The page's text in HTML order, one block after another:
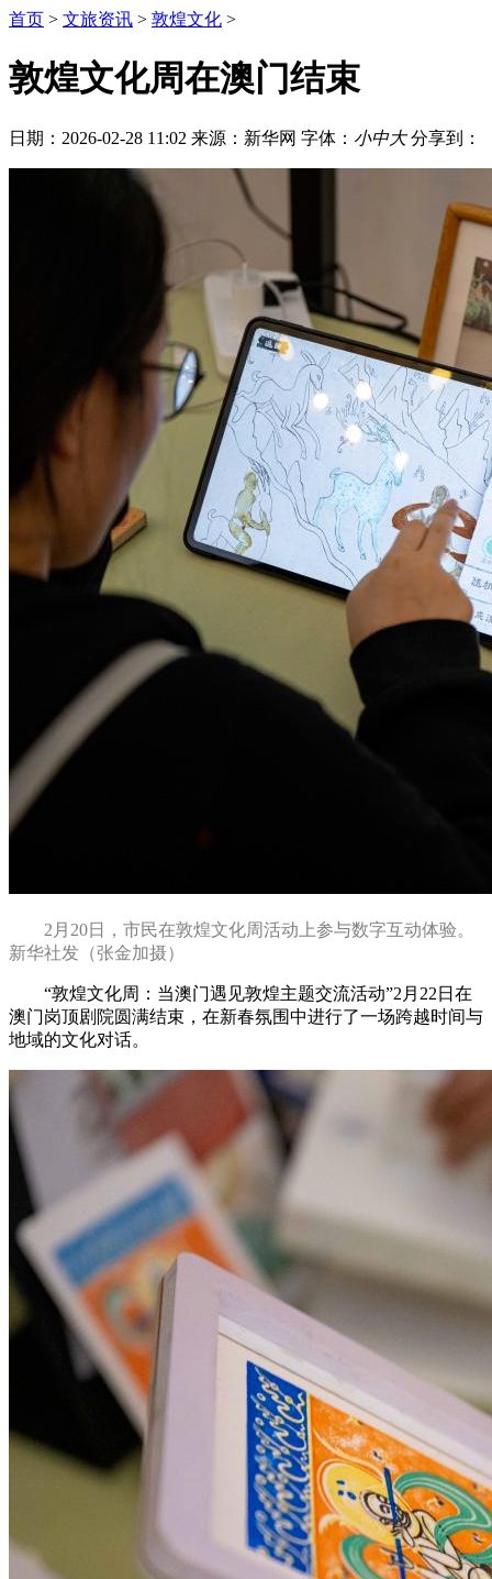
首页 > 文旅资讯 > 敦煌文化 >
敦煌文化周在澳门结束
日期：2026-02-28 11:02 来源：新华网 字体： 小中大 分享到：
2月20日，市民在敦煌文化周活动上参与数字互动体验。
新华社发（张金加摄）
“敦煌文化周：当澳门遇见敦煌主题交流活动”2月22日在
澳门岗顶剧院圆满结束，在新春氛围中进行了一场跨越时间与
地域的文化对话。